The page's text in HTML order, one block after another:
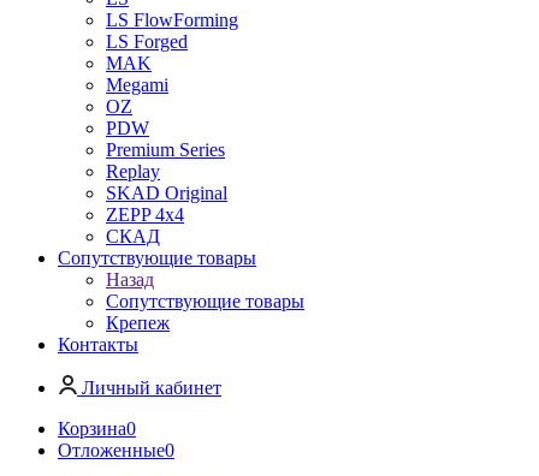
LS FlowForming
LS Forged
MAK
Megami
OZ
PDW
Premium Series
Replay
SKAD Original
ZEPP 4x4
СКАД
Сопутствующие товары
Назад
Сопутствующие товары
Крепеж
Контакты
Личный кабинет
Корзина0
Отложенные0